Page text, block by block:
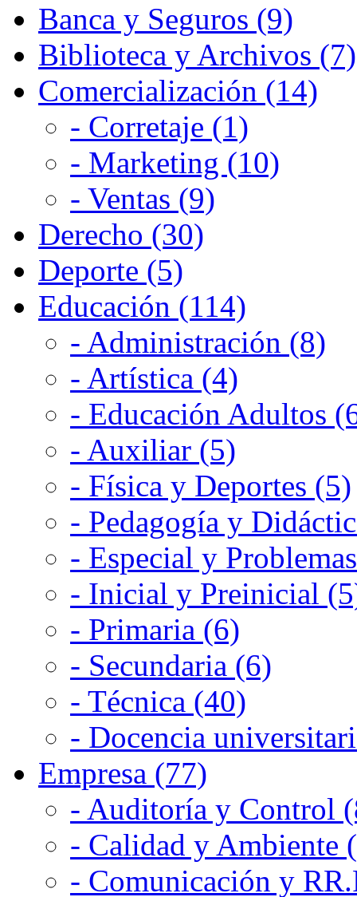
Banca y Seguros (9)
Biblioteca y Archivos (7)
Comercialización (14)
- Corretaje (1)
- Marketing (10)
- Ventas (9)
Derecho (30)
Deporte (5)
Educación (114)
- Administración (8)
- Artística (4)
- Educación Adultos
- Auxiliar (5)
- Física y Deportes (5)
- Pedagogía y
- Especial y
- Inicial y Preinicial
- Primaria (6)
- Secundaria (6)
- Técnica (40)
- Docencia
Empresa (77)
- Auditoría y Control
- Calidad y Ambiente
- Comunicación y